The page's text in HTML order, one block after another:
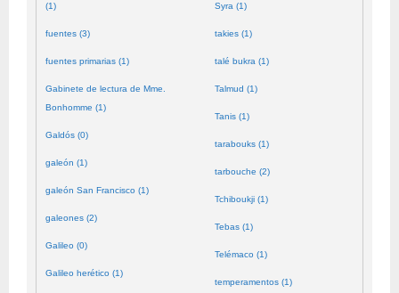
(1)
fuentes (3)
fuentes primarias (1)
Gabinete de lectura de Mme.
Bonhomme (1)
Galdós (0)
galeón (1)
galeón San Francisco (1)
galeones (2)
Galileo (0)
Galileo herético (1)
Syra (1)
takies (1)
talé bukra (1)
Talmud (1)
Tanis (1)
tarabouks (1)
tarbouche (2)
Tchiboukji (1)
Tebas (1)
Telémaco (1)
temperamentos (1)